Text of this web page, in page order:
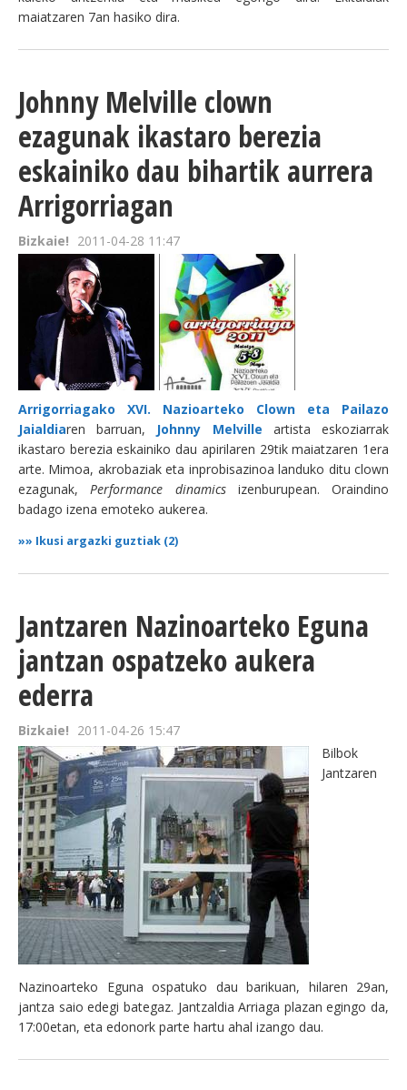
maiatzaren 7an hasiko dira.
Johnny Melville clown
ezagunak ikastaro berezia
eskainiko dau bihartik aurrera
Arrigorriagan
Bizkaie! 2011-04-28 11:47
Arrigorriagako XVI. Nazioarteko Clown eta Pailazo
Jaialdiaren barruan, Johnny Melville artista eskoziarrak
ikastaro berezia eskainiko dau apirilaren 29tik maiatzaren 1era
arte. Mimoa, akrobaziak eta inprobisazinoa landuko ditu clown
ezagunak,Performance dinamics izenburupean. Oraindino
badago izena emoteko aukerea.
»» Ikusi argazki guztiak (2)
Jantzaren Nazinoarteko Eguna
jantzan ospatzeko aukera
ederra
Bizkaie! 2011-04-26 15:47
Bilbok
Jantzaren
Nazinoarteko Eguna ospatuko dau barikuan, hilaren 29an,
jantza saio edegi bategaz. Jantzaldia Arriaga plazan egingo da,
17:00etan, eta edonork parte hartu ahal izango dau.